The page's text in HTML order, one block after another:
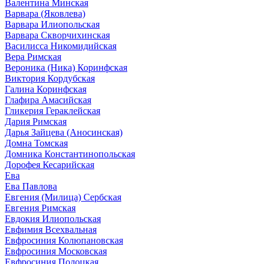
Валентина Минская
Варвара (Яковлева)
Варвара Илиопольская
Варвара Скворчихинская
Василисса Никомидийская
Вера Римская
Вероника (Ника) Коринфская
Виктория Кордубская
Галина Коринфская
Глафира Амасийская
Гликерия Гераклейская
Дария Римская
Дарья Зайцева (Аносинская)
Домна Томская
Домника Константинопольская
Дорофея Кесарийская
Ева
Ева Павлова
Евгения (Милица) Сербская
Евгения Римская
Евдокия Илиопольская
Евфимия Всехвальная
Евфросиния Колюпановская
Евфросиния Московская
Евфросиния Полоцкая